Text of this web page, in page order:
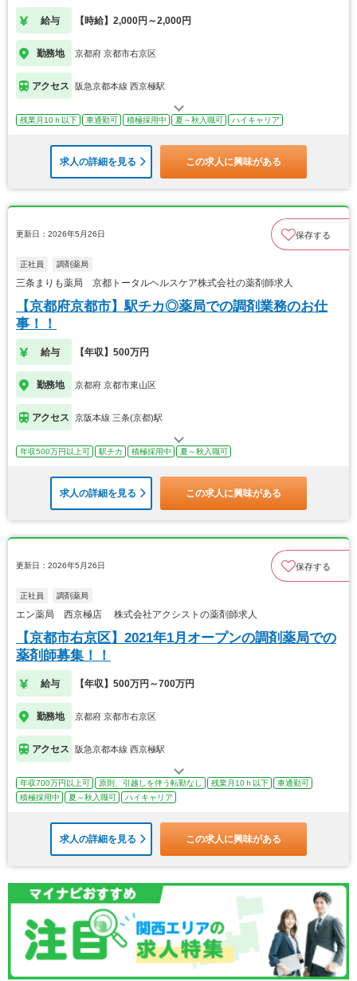
給与 【時給】2,000円～2,000円
勤務地 京都府 京都市右京区
アクセス 阪急京都本線 西京極駅
残業月10ｈ以下 車通勤可 積極採用中 夏～秋入職可 ハイキャリア
求人の詳細を見る この求人に興味がある
更新日：2026年5月26日 保存する
正社員 調剤薬局
三条まりも薬局 京都トータルヘルスケア株式会社の薬剤師求人
【京都府京都市】駅チカ◎薬局での調剤業務のお仕
事！！
給与 【年収】500万円
勤務地 京都府 京都市東山区
アクセス 京阪本線 三条(京都)駅
年収500万円以上可 駅チカ 積極採用中 夏～秋入職可
求人の詳細を見る この求人に興味がある
更新日：2026年5月26日 保存する
正社員 調剤薬局
エン薬局 西京極店 株式会社アクシストの薬剤師求人
【京都市右京区】2021年1月オープンの調剤薬局での
薬剤師募集！！
給与 【年収】500万円～700万円
勤務地 京都府 京都市右京区
アクセス 阪急京都本線 西京極駅
年収700万円以上可 原則、引越しを伴う転勤なし 残業月10ｈ以下
車通勤可
積極採用中
夏～秋入職可 ハイキャリア
求人の詳細を見る この求人に興味がある